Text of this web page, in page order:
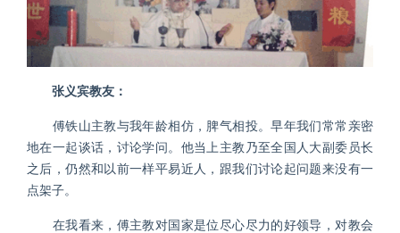
张义宾教友：
傅铁山主教与我年龄相仿，脾气相投。早年我们常常亲密
地在一起谈话，讨论学问。他当上主教乃至全国人大副委员长
之后，仍然和以前一样平易近人，跟我们讨论起问题来没有一
点架子。
在我看来，傅主教对国家是位尽心尽力的好领导，对教会